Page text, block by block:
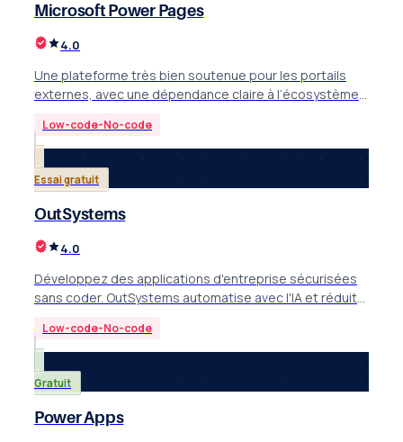
Microsoft Power Pages
4.0
Une plateforme très bien soutenue pour les portails
externes, avec une dépendance claire à l’écosystème
Low-code-No-code
Essai gratuit
OutSystems
4.0
Développez des applications d'entreprise sécurisées
sans coder. OutSystems automatise avec l'IA et réduit
Low-code-No-code
Gratuit
Power Apps